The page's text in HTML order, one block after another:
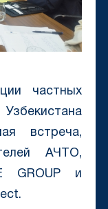
частных
Узбекистана
встреча,
АЧТО,
GROUP и